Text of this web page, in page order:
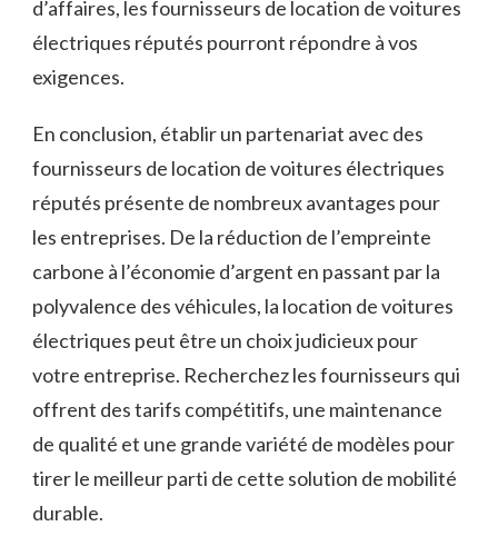
d’affaires, les fournisseurs ‍de location de voitures​
électriques⁢ réputés pourront répondre à vos⁤
exigences.
En conclusion, établir un ​partenariat ⁣avec des
fournisseurs de‍ location de voitures électriques
réputés présente de nombreux avantages ⁤pour
les entreprises. De la réduction de ‍l’empreinte
carbone ‌à ​l’économie d’argent en⁢ passant par la
polyvalence des véhicules, la location de voitures
électriques peut​ être un ⁤choix judicieux pour
votre ‍entreprise. Recherchez ‌les fournisseurs⁣ qui
offrent des tarifs compétitifs, une maintenance
de ‍qualité et une grande variété de modèles pour‍
tirer le meilleur parti de ​cette⁢ solution ​de mobilité
durable.